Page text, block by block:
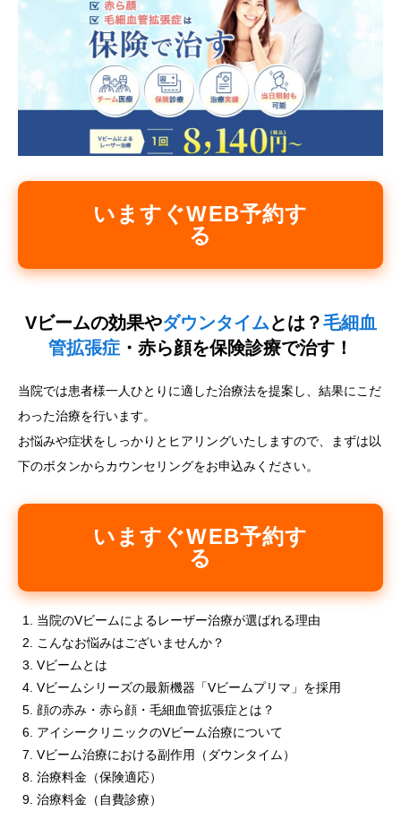
いますぐWEB予約す
る
Vビームの効果やダウンタイムとは？毛細血
管拡張症 ・赤ら顔を保険診療で治す！
当院では患者様一人ひとりに適した治療法を提案し、結果にこだ
わった治療を行います。
お悩みや症状をしっかりとヒアリングいたしますので、まずは以
下のボタンからカウンセリングをお申込みください。
いますぐWEB予約す
る
当院のVビームによるレーザー治療が選ばれる理由
こんなお悩みはございませんか？
Vビームとは
Vビームシリーズの最新機器「Vビームプリマ」を採用
顔の赤み・赤ら顔・毛細血管拡張症とは？
アイシークリニックのVビーム治療について
Vビーム治療における副作用（ダウンタイム）
治療料金（保険適応）
治療料金（自費診療）